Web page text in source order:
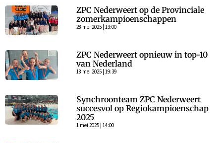
ZPC Nederweert op de Provinciale
zomerkampioenschappen
28 mei 2025 | 13:00
ZPC Nederweert opnieuw in top-10
van Nederland
18 mei 2025 | 19:39
Synchroonteam ZPC Nederweert
succesvol op Regiokampioenschap
2025
1 mei 2025 | 14:00